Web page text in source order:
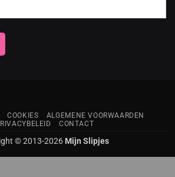
COOKIES
ALGEMENE VOORWAARDEN
CONTACT
© 2013-2026 Mijn Slipjes